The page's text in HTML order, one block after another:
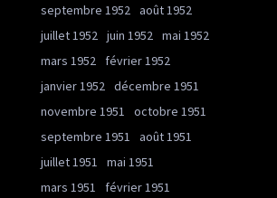
septembre 1952
août 1952
juillet 1952
juin 1952
mai 1952
mars 1952
février 1952
janvier 1952
décembre 1951
novembre 1951
octobre 1951
septembre 1951
août 1951
juillet 1951
mai 1951
mars 1951
février 1951